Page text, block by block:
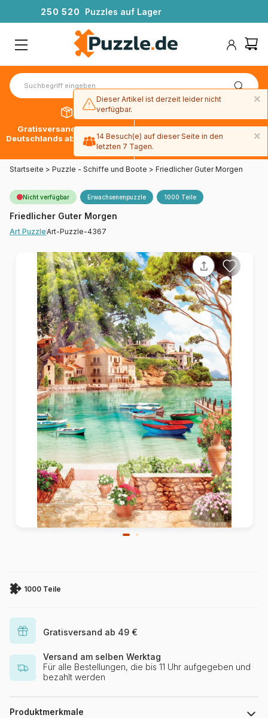
250 520 Puzzles auf Lager
Gratisversand innerhalb
Deutschlands ab 49 € mit DPD
30 Tage später bezahlen
mit Paypal
Startseite > Puzzle - Schiffe und Boote > Friedlicher Guter Morgen
Nicht verfügbar Erwachsenenpuzzle 1000 Teile
Friedlicher Guter Morgen
Art Puzzle Art-Puzzle-4367
1000 Teile
Gratisversand ab 49 €
Versand am selben Werktag
Für alle Bestellungen, die bis 11 Uhr aufgegeben und
bezahlt werden
Produktmerkmale
×
Dieser Artikel ist derzeit leider nicht
verfügbar.
×
14 Besuch(e) auf dieser Seite in den
letzten 7 Tagen.